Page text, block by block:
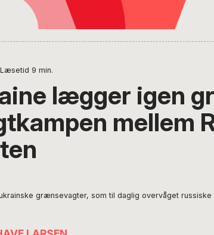
Læsetid 9 min.
lægger igen
mellem
grænsevagter, som til daglig overvåget